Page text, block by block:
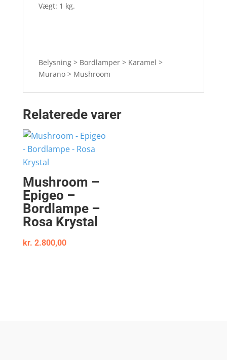
Vægt: 1 kg.
Belysning > Bordlamper > Karamel >
Murano > Mushroom
Relaterede varer
Mushroom –
Epigeo –
Bordlampe –
Rosa Krystal
kr. 2.800,00